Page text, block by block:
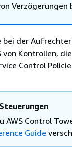
der
Kontrollen,
Control
Control
Guide